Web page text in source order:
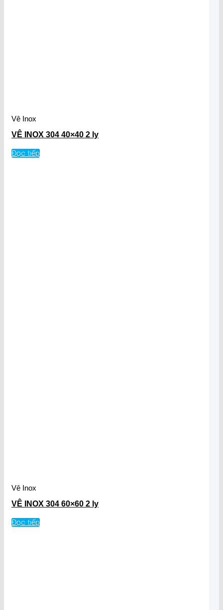
Vê Inox
VÊ INOX 304 40×40 2 ly
Đọc tiếp
Vê Inox
VÊ INOX 304 60×60 2 ly
Đọc tiếp